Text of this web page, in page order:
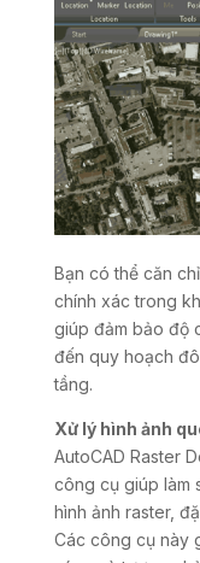
Bạn có thể căn
chính xác trong
giúp đảm bảo độ
đến quy hoạch
tầng.
Xử lý hình ảnh
AutoCAD Raster
công cụ giúp làm
hình ảnh raster,
Các công cụ này